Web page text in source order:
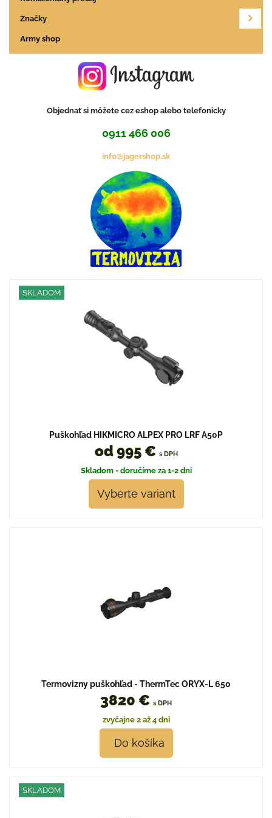
Značky
Army shop
Objednať si môžete cez eshop alebo telefonicky
0911 466 006
info@jagershop.sk
SKLADOM
Puškohľad HIKMICRO ALPEX PRO LRF A50P
od 995 € s DPH
Skladom - doručíme za 1-2 dni
Vyberte variant
Termovizny puškohľad - ThermTec ORYX-L 650
3820 € s DPH
zvyčajne 2 až 4 dni
Do košíka
SKLADOM